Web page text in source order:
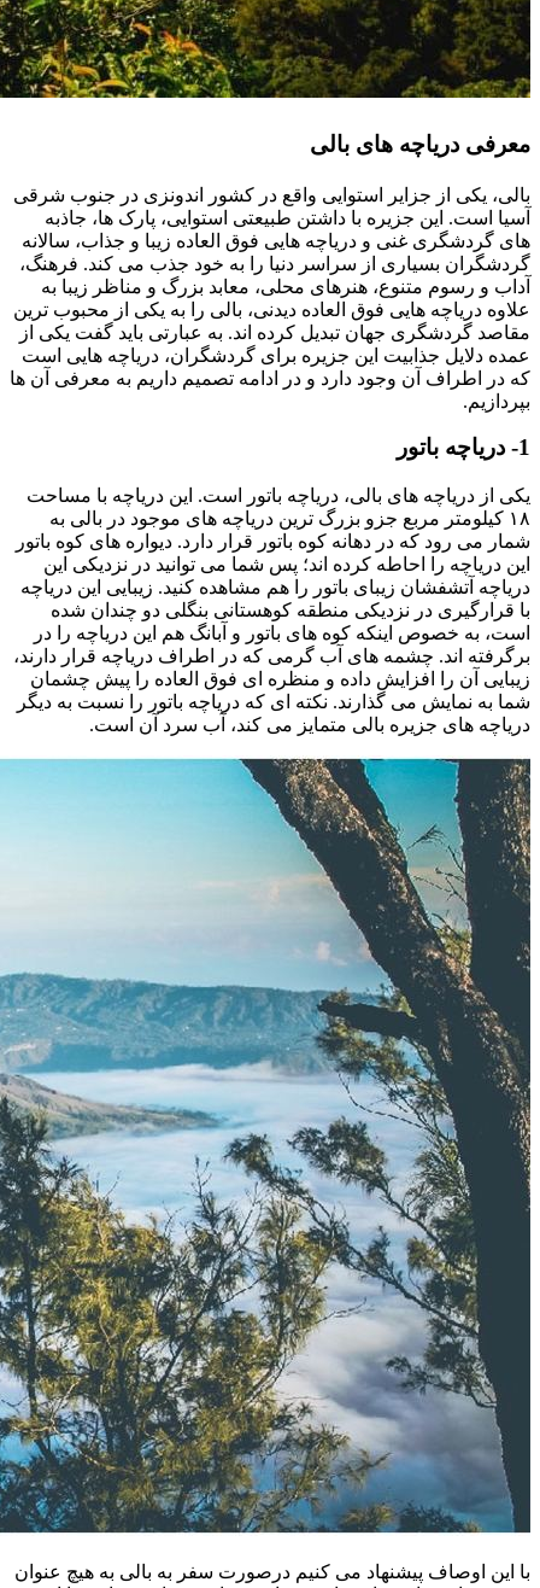
معرفی دریاچه های بالی
بالی، یکی از جزایر استوایی واقع در کشور اندونزی در جنوب شرقی
آسیا است. این جزیره با داشتن طبیعتی استوایی، پارک ها، جاذبه
های گردشگری غنی و دریاچه هایی فوق العاده زیبا و جذاب، سالانه
گردشگران بسیاری از سراسر دنیا را به خود جذب می کند. فرهنگ،
آداب و رسوم متنوع، هنرهای محلی، معابد بزرگ و مناظر زیبا به
علاوه دریاچه هایی فوق العاده دیدنی، بالی را به یکی از محبوب ترین
مقاصد گردشگری جهان تبدیل کرده اند. به عبارتی باید گفت یکی از
عمده دلایل جذابیت این جزیره برای گردشگران، دریاچه هایی است
که در اطراف آن وجود دارد و در ادامه تصمیم داریم به معرفی آن ها
بپردازیم.
1- دریاچه باتور
یکی از دریاچه های بالی، دریاچه باتور است. این دریاچه با مساحت
۱۸ کیلومتر مربع جزو بزرگ ترین دریاچه های موجود در بالی به
شمار می رود که در دهانه کوه باتور قرار دارد. دیواره های کوه باتور
این دریاچه را احاطه کرده اند؛ پس شما می توانید در نزدیکی این
دریاچه آتشفشان زیبای باتور را هم مشاهده کنید. زیبایی این دریاچه
با قرارگیری در نزدیکی منطقه کوهستانی بنگلی دو چندان شده
است، به خصوص اینکه کوه های باتور و آبانگ هم این دریاچه را در
برگرفته اند. چشمه های آب گرمی که در اطراف دریاچه قرار دارند،
زیبایی آن را افزایش داده و منظره ای فوق العاده را پیش چشمان
شما به نمایش می گذارند. نکته ای که دریاچه باتور را نسبت به دیگر
دریاچه های جزیره بالی متمایز می کند، آب سرد آن است.
با این اوصاف پیشنهاد می کنیم درصورت سفر به بالی به هیچ عنوان